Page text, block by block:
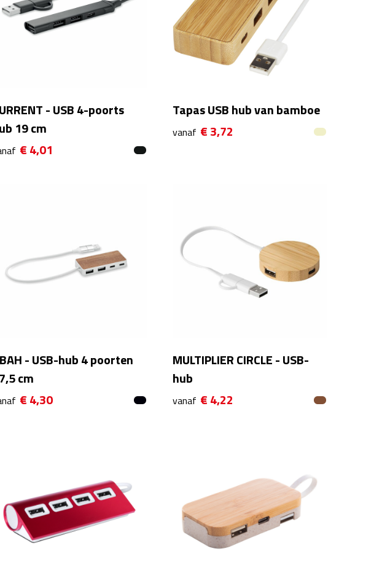
- USB 4-poorts
19 cm
€ 4,01
Tapas USB hub van bamboe
vanaf € 3,72
- USB-hub 4 poorten
cm
€ 4,30
MULTIPLIER CIRCLE - USB-
hub
vanaf € 4,22